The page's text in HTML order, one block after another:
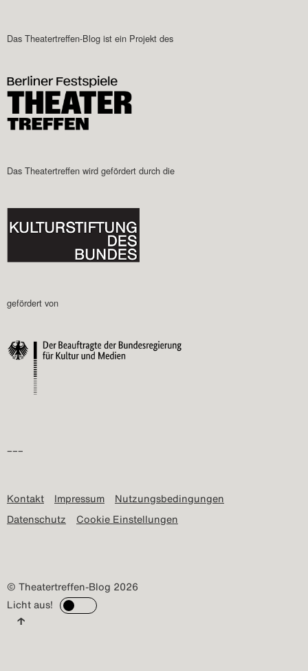
Das Theatertreffen-Blog ist ein Projekt des
Das Theatertreffen wird gefördert durch die
gefördert von
–––
Kontakt Impressum
Nutzungsbedingungen
Datenschutz
Cookie Einstellungen
© Theatertreffen-Blog 2026
Licht aus!
↑